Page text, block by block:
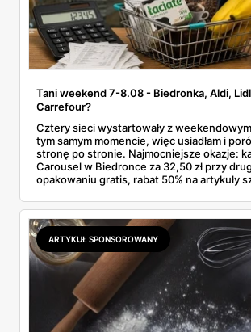
Tani weekend 7-8.08 - Biedronka, Aldi,
Carrefour?
Cztery sieci wystartowały z
tym samym momencie, więc usiadłam i
stronę po stronie. Najmocniejsze okazje:
Carousel w Biedronce za 32,50 zł przy
opakowaniu gratis, rabat 50% na artykuły
2,99 zł za kilogram, ale wyłącznie w
odpowiada masłem za 2,99 zł. Werdykt w
najwięcej wyciśniesz z Biedronki, po
do Aldi.
ARTYKUŁ SPONSOROWANY